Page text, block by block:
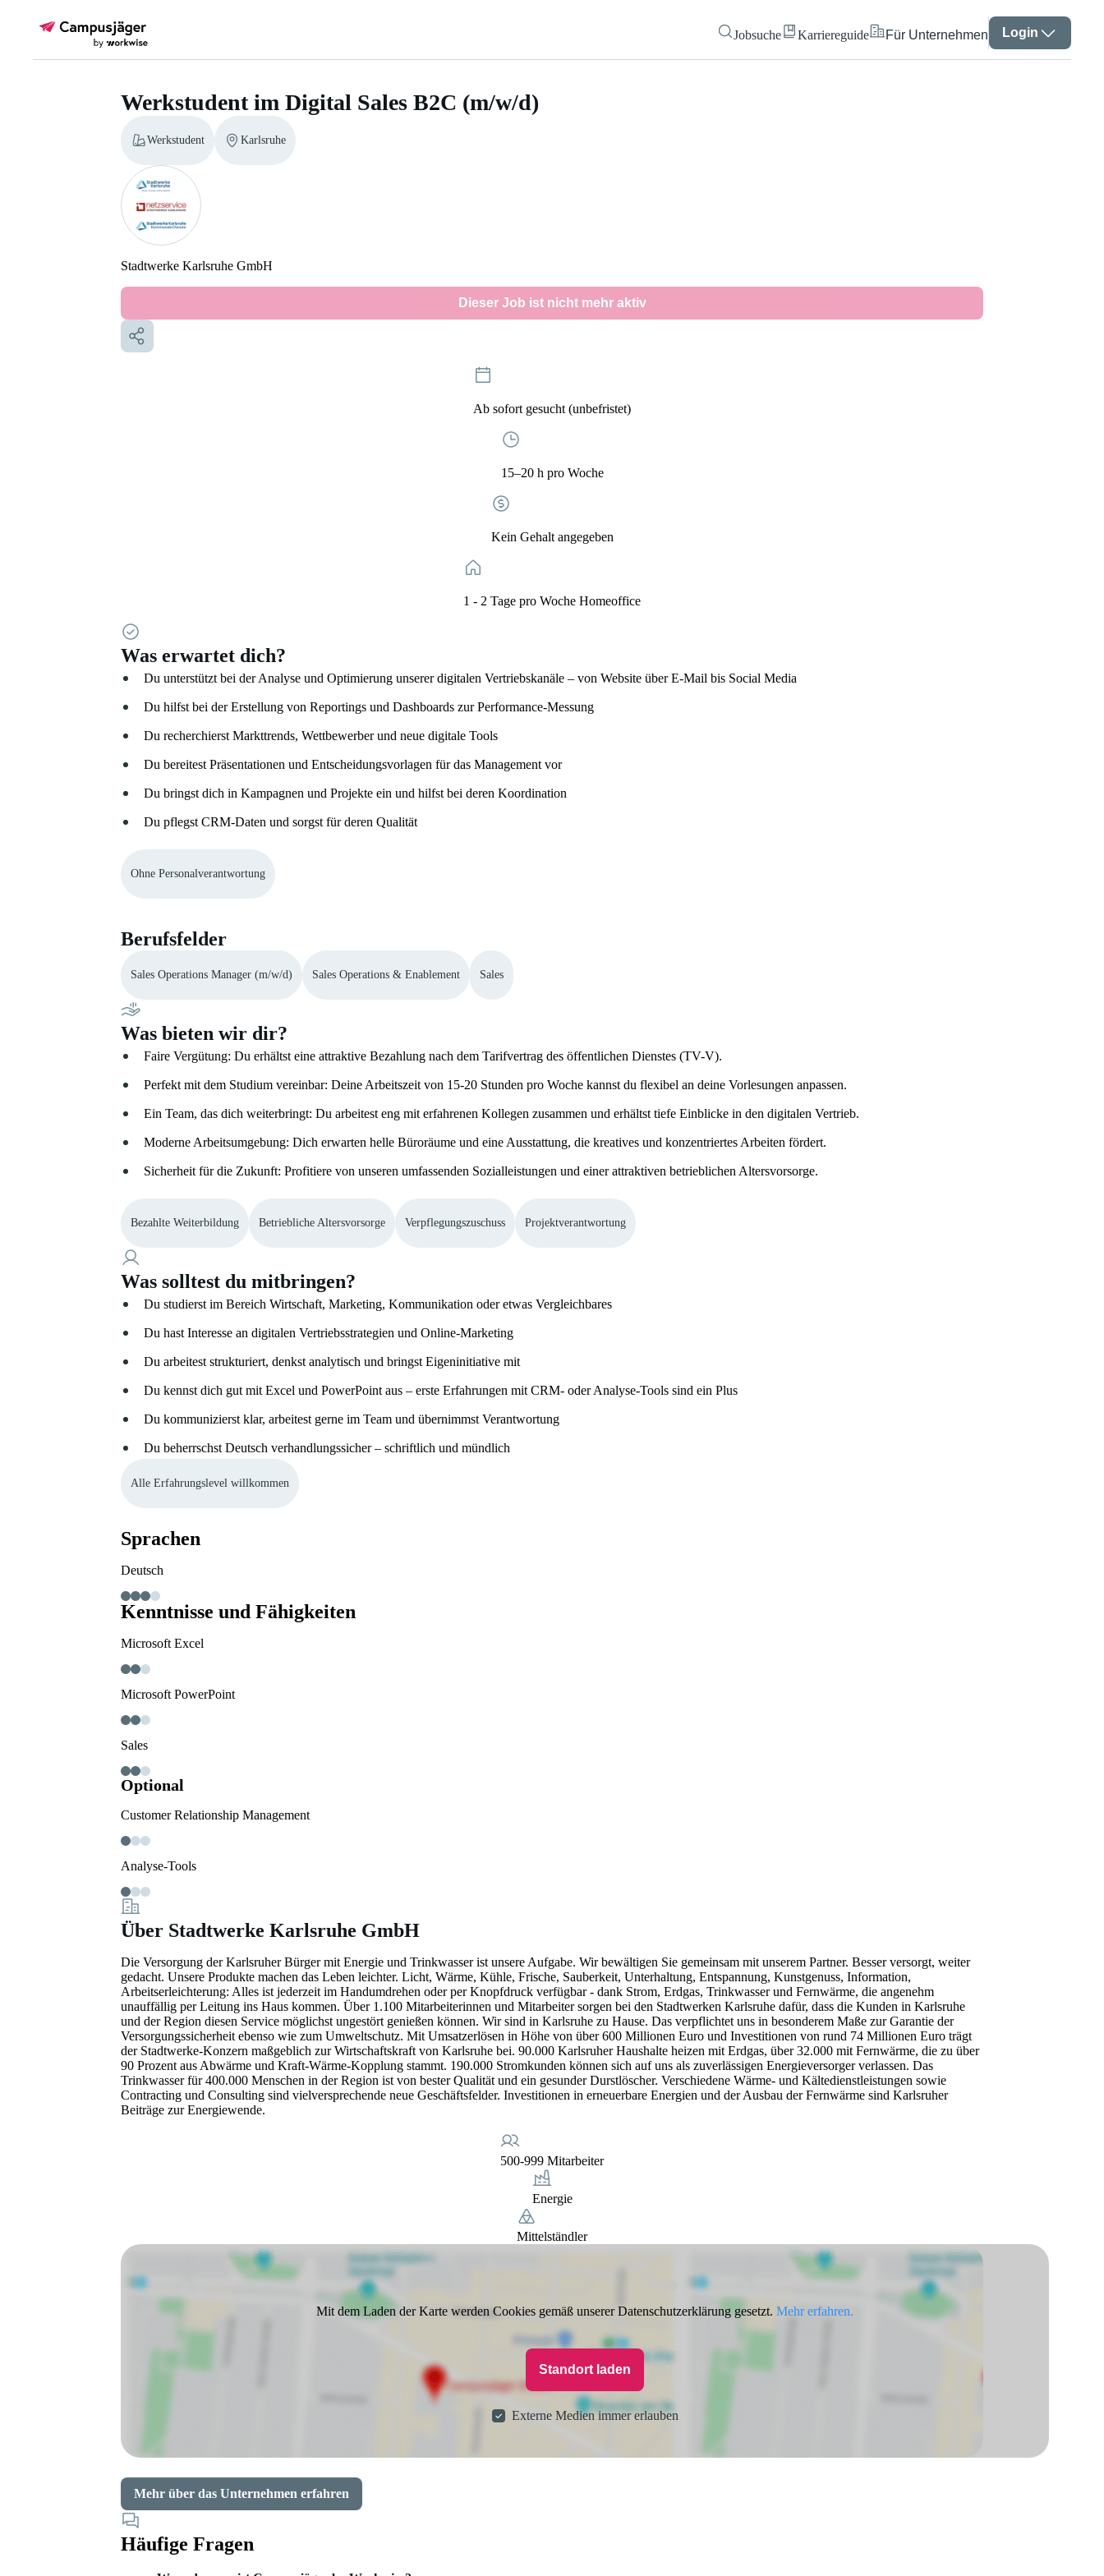
Jobsuche Karriereguide Für Unternehmen Login
Werkstudent im Digital Sales B2C (m/w/d)
Werkstudent Karlsruhe
Stadtwerke Karlsruhe GmbH
Werkstudent im Digital Sales B2C (m/w/d) Dieser Job ist nicht mehr aktiv
Ab sofort gesucht (unbefristet)
15–20 h pro Woche
Kein Gehalt angegeben
1 - 2 Tage pro Woche Homeoffice
Was erwartet dich?
Du unterstützt bei der Analyse und Optimierung unserer digitalen Vertriebskanäle – von Website über E-Mail bis Social Media
Du hilfst bei der Erstellung von Reportings und Dashboards zur Performance-Messung
Du recherchierst Markttrends, Wettbewerber und neue digitale Tools
Du bereitest Präsentationen und Entscheidungsvorlagen für das Management vor
Du bringst dich in Kampagnen und Projekte ein und hilfst bei deren Koordination
Du pflegst CRM-Daten und sorgst für deren Qualität
Ohne Personalverantwortung
Berufsfelder
Sales Operations Manager (m/w/d) Sales Operations & Enablement Sales
Was bieten wir dir?
Faire Vergütung: Du erhältst eine attraktive Bezahlung nach dem Tarifvertrag des öffentlichen Dienstes (TV-V).
Perfekt mit dem Studium vereinbar: Deine Arbeitszeit von 15-20 Stunden pro Woche kannst du flexibel an deine Vorlesungen anpassen.
Ein Team, das dich weiterbringt: Du arbeitest eng mit erfahrenen Kollegen zusammen und erhältst tiefe Einblicke in den digitalen Vertrieb.
Moderne Arbeitsumgebung: Dich erwarten helle Büroräume und eine Ausstattung, die kreatives und konzentriertes Arbeiten fördert.
Sicherheit für die Zukunft: Profitiere von unseren umfassenden Sozialleistungen und einer attraktiven betrieblichen Altersvorsorge.
Bezahlte Weiterbildung Betriebliche Altersvorsorge Verpflegungszuschuss Projektverantwortung
Was solltest du mitbringen?
Du studierst im Bereich Wirtschaft, Marketing, Kommunikation oder etwas Vergleichbares
Du hast Interesse an digitalen Vertriebsstrategien und Online-Marketing
Du arbeitest strukturiert, denkst analytisch und bringst Eigeninitiative mit
Du kennst dich gut mit Excel und PowerPoint aus – erste Erfahrungen mit CRM- oder Analyse-Tools sind ein Plus
Du kommunizierst klar, arbeitest gerne im Team und übernimmst Verantwortung
Du beherrschst Deutsch verhandlungssicher – schriftlich und mündlich
Alle Erfahrungslevel willkommen
Sprachen
Deutsch
Kenntnisse und Fähigkeiten
Microsoft Excel
Microsoft PowerPoint
Sales
Optional
Customer Relationship Management
Analyse-Tools
Über Stadtwerke Karlsruhe GmbH
Die Versorgung der Karlsruher Bürger mit Energie und Trinkwasser ist unsere Aufgabe. Wir bewältigen Sie gemeinsam mit unserem Partner. Besser versorgt, weiter
gedacht. Unsere Produkte machen das Leben leichter. Licht, Wärme, Kühle, Frische, Sauberkeit, Unterhaltung, Entspannung, Kunstgenuss, Information,
Arbeitserleichterung: Alles ist jederzeit im Handumdrehen oder per Knopfdruck verfügbar - dank Strom, Erdgas, Trinkwasser und Fernwärme, die angenehm
unauffällig per Leitung ins Haus kommen. Über 1.100 Mitarbeiterinnen und Mitarbeiter sorgen bei den Stadtwerken Karlsruhe dafür, dass die Kunden in Karlsruhe
und der Region diesen Service möglichst ungestört genießen können. Wir sind in Karlsruhe zu Hause. Das verpflichtet uns in besonderem Maße zur Garantie der
Versorgungssicherheit ebenso wie zum Umweltschutz. Mit Umsatzerlösen in Höhe von über 600 Millionen Euro und Investitionen von rund 74 Millionen Euro trägt
der Stadtwerke-Konzern maßgeblich zur Wirtschaftskraft von Karlsruhe bei. 90.000 Karlsruher Haushalte heizen mit Erdgas, über 32.000 mit Fernwärme, die zu über
90 Prozent aus Abwärme und Kraft-Wärme-Kopplung stammt. 190.000 Stromkunden können sich auf uns als zuverlässigen Energieversorger verlassen. Das
Trinkwasser für 400.000 Menschen in der Region ist von bester Qualität und ein gesunder Durstlöscher. Verschiedene Wärme- und Kältedienstleistungen sowie
Contracting und Consulting sind vielversprechende neue Geschäftsfelder. Investitionen in erneuerbare Energien und der Ausbau der Fernwärme sind Karlsruher
Beiträge zur Energiewende.
500-999 Mitarbeiter
Energie
Mittelständler
Mit dem Laden der Karte werden Cookies gemäß unserer Datenschutzerklärung gesetzt. Mehr erfahren.
Standort laden
Externe Medien immer erlauben
Mehr über das Unternehmen erfahren
Häufige Fragen